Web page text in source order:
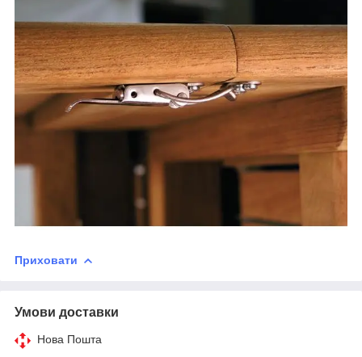
Приховати
Умови доставки
Нова Пошта